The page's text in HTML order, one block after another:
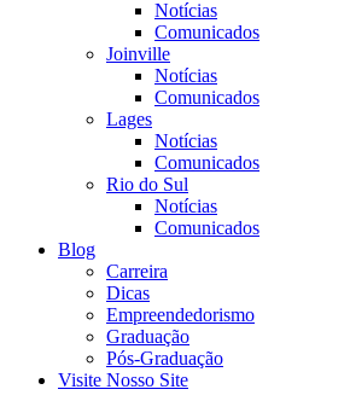
Notícias
Comunicados
Joinville
Notícias
Comunicados
Lages
Notícias
Comunicados
Rio do Sul
Notícias
Comunicados
Blog
Carreira
Dicas
Empreendedorismo
Graduação
Pós-Graduação
Visite Nosso Site